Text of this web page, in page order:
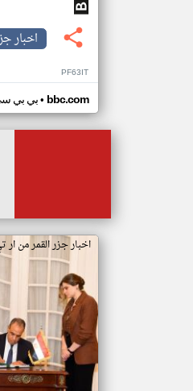
اخبار
PF63IT
بي بي• bbc.com
اخبار جزر القمر من